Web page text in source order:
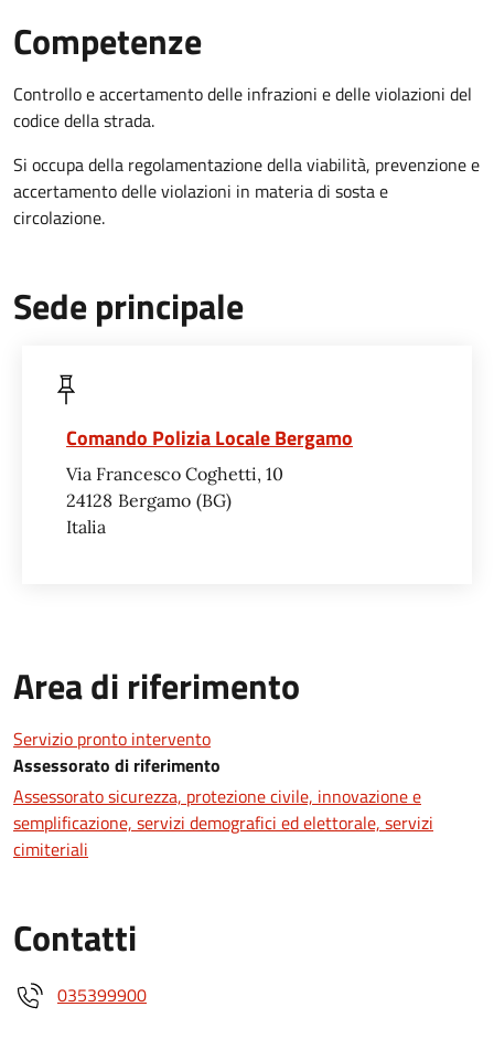
Competenze
Controllo e accertamento delle infrazioni e delle violazioni del
codice della strada.
Si occupa della regolamentazione della viabilità, prevenzione e
accertamento delle violazioni in materia di sosta e
circolazione.
Sede principale
Comando Polizia Locale Bergamo
Via Francesco Coghetti, 10
24128 Bergamo BG
Italia
Area di riferimento
Servizio pronto intervento
Assessorato di riferimento
Assessorato sicurezza, protezione civile, innovazione e
semplificazione, servizi demografici ed elettorale, servizi
cimiteriali
Contatti
035399900